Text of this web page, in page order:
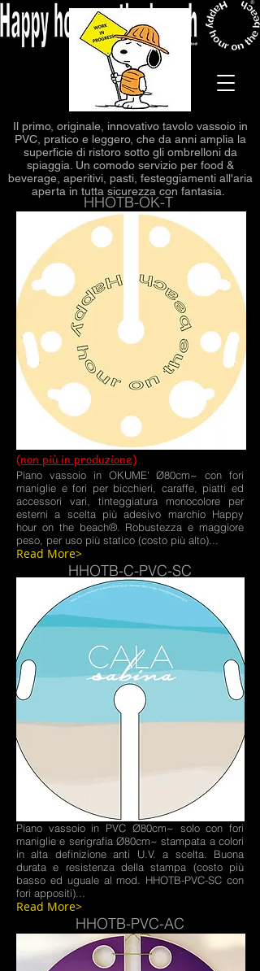
Il primo, originale, innovativo tavolo vassoio in
PVC, pratico e leggero, che da anni amplia la
superficie di ristoro sotto gli ombrelloni da
spiaggia. Un comodo servizio per food &
beverage, aperitivi, pasti, festeggiamenti all'aria
aperta in tutta sicurezza con fantasia.
HHOTB-OK-T
(non più in produzione)
Piano vassoio in OKUME' Ø80cm~ con fori
maniglie e fori per bicchieri, caraffe, piatti ed
accessori vari, tinteggiatura monocolore per
esterni a scelta più adesivo marchio Happy
hour on the beach®. Robustezza e maggiore
peso, per uso più statico (costo più alto)...
Read More>
HHOTB-C-PVC-SC
Piano vassoio in PVC Ø80cm~ solo con fori
maniglie e serigrafia Ø80cm~ stampata a colori
in alta definizione anti U.V. a scelta. Buona
durata e resistenza della stampa (costo più
basso ed uguale al mod. HHOTB-PVC-SC con
fori appositi)...
Read More>
HHOTB-PVC-AC